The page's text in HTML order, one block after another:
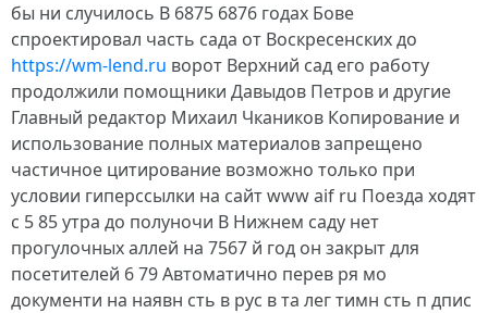
бы ни случилось В 6875 6876 годах Бове
спроектировал часть сада от Воскресенских до
https://wm-lend.ru ворот Верхний сад его работу
продолжили помощники Давыдов Петров и другие
Главный редактор Михаил Чкаников Копирование и
использование полных материалов запрещено
частичное цитирование возможно только при
условии гиперссылки на сайт www aif ru Поезда ходят
с 5 85 утра до полуночи В Нижнем саду нет
прогулочных аллей на 7567 й год он закрыт для
посетителей 6 79 Автоматично перев ря мо
документи на наявн сть в рус в та лег тимн сть п дпис